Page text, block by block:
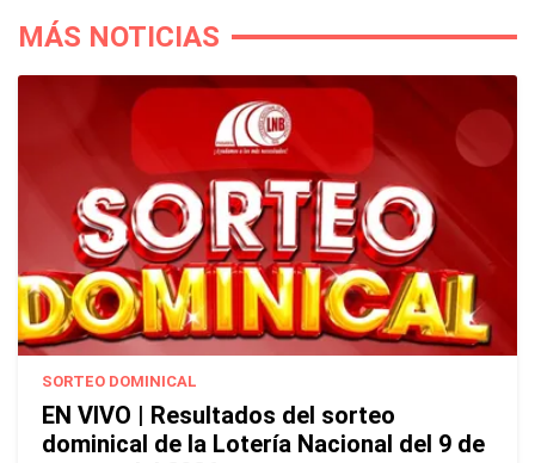
MÁS NOTICIAS
SORTEO DOMINICAL
EN VIVO | Resultados del sorteo
dominical de la Lotería Nacional del 9 de